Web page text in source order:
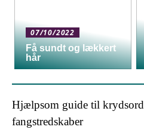
07/10/2022
Få sundt og lækkert
hår
Hjælpsom guide til
fangstredskaber